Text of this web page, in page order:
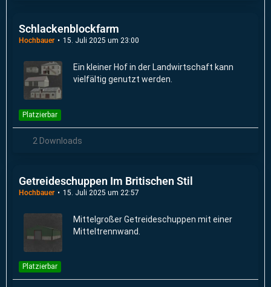
Schlackenblockfarm
Hochbauer 15. Juli 2025 um 23:00
Ein kleiner Hof in der Landwirtschaft kann
vielfältig genutzt werden.
Platzierbar
2 Downloads
Getreideschuppen Im Britischen Stil
Hochbauer 15. Juli 2025 um 22:57
Mittelgroßer Getreideschuppen mit einer
Mitteltrennwand.
Platzierbar